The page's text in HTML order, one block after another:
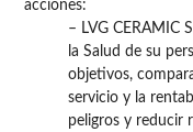
acciones:
– LVG CERAMIC
la Salud de su
objetivos,
servicio y la
peligros y reducir